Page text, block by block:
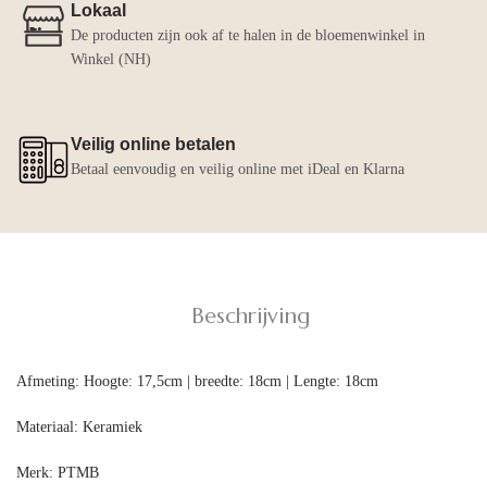
Lokaal
De producten zijn ook af te halen in de bloemenwinkel in
Winkel (NH)
Veilig online betalen
Betaal eenvoudig en veilig online met iDeal en Klarna
Beschrijving
Afmeting: Hoogte: 17,5cm | breedte: 18cm | Lengte: 18cm
Materiaal: Keramiek
Merk: PTMB